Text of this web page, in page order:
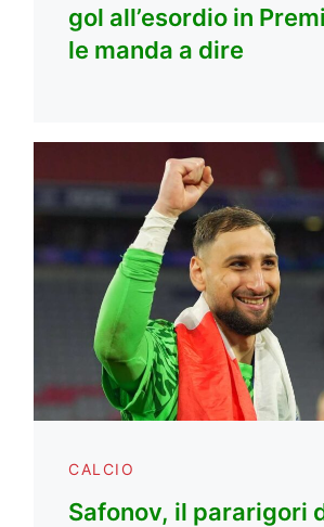
gol all’esordio in
le manda a dire
CALCIO
Safonov, il pararigori